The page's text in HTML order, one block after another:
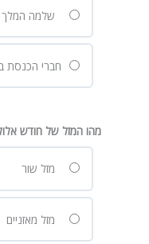
שלמה המלך
חברי הכנסת
מהו המזל של חודש
מזל שור
מזל מאזניים